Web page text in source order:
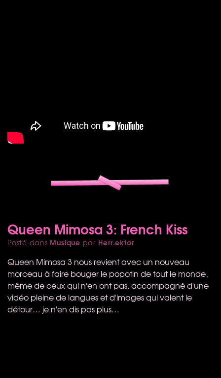
Queen Mimosa 3: French Kiss
Posté dans Musique par Herr.ektor
Queen Mimosa 3 nous revient avec un nouveau
morceau à faire bouger le popotin de tout le monde,
même de ceux qui n'en ont pas, accompagné d'une
vidéo pleine de langues et d'images qui valent le
détour… je n'en dis pas plus…